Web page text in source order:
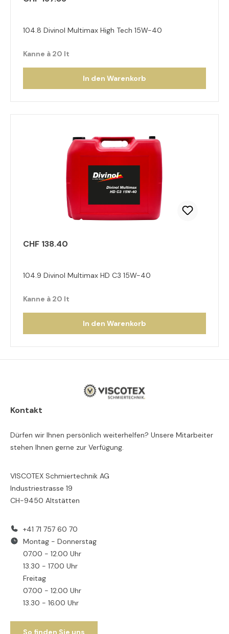
104.8 Divinol Multimax High Tech 15W-40
Kanne à 20 lt
In den Warenkorb
CHF 138.40
104.9 Divinol Multimax HD C3 15W-40
Kanne à 20 lt
In den Warenkorb
Kontakt
Dürfen wir Ihnen persönlich weiterhelfen? Unsere Mitarbeiter
stehen Ihnen gerne zur Verfügung.
VISCOTEX Schmiertechnik AG
Industriestrasse 19
CH-9450 Altstätten
+41 71 757 60 70
Montag - Donnerstag
07.00 - 12.00 Uhr
13.30 - 17.00 Uhr
Freitag
07.00 - 12.00 Uhr
13.30 - 16.00 Uhr
So finden Sie uns